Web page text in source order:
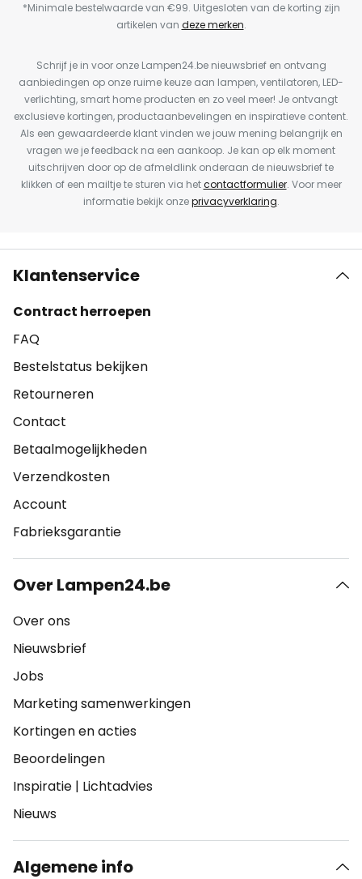
*Minimale bestelwaarde van €99. Uitgesloten van de korting zijn
artikelen van deze merken.
Schrijf je in voor onze Lampen24.be nieuwsbrief en ontvang
aanbiedingen op onze ruime keuze aan lampen, ventilatoren, LED-
verlichting, smart home producten en zo veel meer! Je ontvangt
exclusieve kortingen, productaanbevelingen en inspiratieve content.
Als een gewaardeerde klant vinden we jouw mening belangrijk en
vragen we je feedback na een aankoop. Je kan op elk moment
uitschrijven door op de afmeldlink onderaan de nieuwsbrief te
klikken of een mailtje te sturen via hetcontactformulier. Voor meer
informatie bekijk onzeprivacyverklaring.
Klantenservice
Contract herroepen
FAQ
Bestelstatus bekijken
Retourneren
Contact
Betaalmogelijkheden
Verzendkosten
Account
Fabrieksgarantie
Over Lampen24.be
Over ons
Nieuwsbrief
Jobs
Marketing samenwerkingen
Kortingen en acties
Beoordelingen
Inspiratie | Lichtadvies
Nieuws
Algemene info